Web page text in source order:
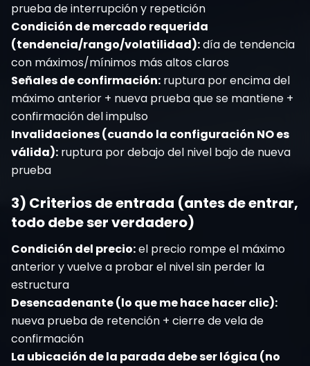
prueba de interrupción y repetición
Condición de mercado requerida
(tendencia/rango/volatilidad):día de tendencia
con máximos/mínimos más altos claros
Señales de confirmación: ruptura por encima del
máximo anterior + nueva prueba que se mantiene +
confirmación del impulso
Invalidaciones (cuando la configuración NO es
válida): ruptura por debajo del nivel bajo de nueva
prueba
3) Criterios de entrada (antes de entrar,
todo debe ser verdadero)
Condición del precio:el precio rompe el máximo
anterior y vuelve a probar el nivel sin perder la
estructura
Desencadenante (lo que me hace hacer clic):
nueva prueba de retención + cierre de vela de
confirmación
La ubicación de la parada debe ser lógica (no